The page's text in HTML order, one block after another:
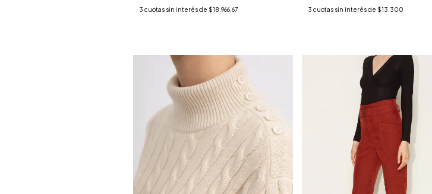
3 cuotas sin interés de $18.966,67
3 cuotas sin interés de $13.300